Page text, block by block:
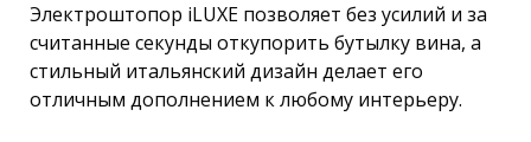
Электроштопор iLUXE позволяет без усилий и за
считанные секунды откупорить бутылку вина, а
стильный итальянский дизайн делает его
отличным дополнением к любому интерьеру.